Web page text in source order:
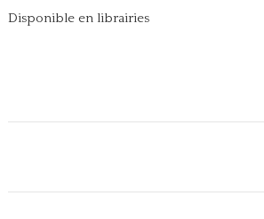
Disponible en librairies